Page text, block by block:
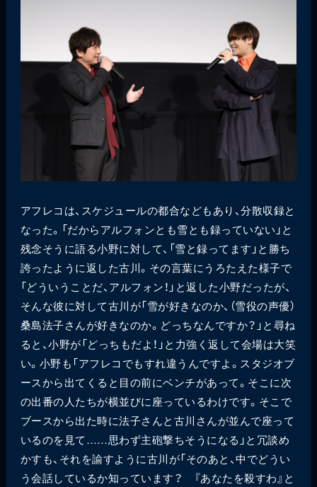
アフレコは、スケジュールの都合などもあり、分散収録と
なった。「だからアルフォンとも雪とも録っていない」と
残念そうに語る小野に対して、「雪と録ってます」と勝ち
誇ったように返した古川。その言葉にうろたえた様子で
「どういうことだ、アルフォン！」と返した小野だったが、
そんな彼に対して古川が「雪が好きなのか、（雪役の声優）
桑島法子さんが好きなのか。どっちなんですか？」と尋ね
ると、小野が「どっちもだよ！」と力強く返して会場は大笑
い。小野も「アフレコでもすれ違うんですよ。スタジオブ
ースから出てくると目の前にベンチがあって。そこに次
の出番の人たちが横並びに座っているわけです。そこで
ブースから出た時に法子さんと古川さんが並んで座って
いるのを見て……思わず主砲撃ちそうになる」と冗談め
かすも、それを諭すように古川が「そのあと、中でどうい
う会話しているか知っています？ 『あなたを殺すわ』と